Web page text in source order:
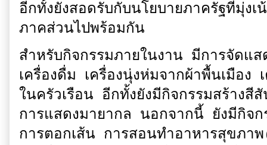
อีกทั้งยังสอดรับกับนโยบายภาครัฐที่มุ่ง
ภาคส่วนไปพร้อมกัน
สำหรับกิจกรรมภายในงาน มีการจัดแ
เครื่องดื่ม เครื่องนุ่งห่มจากผ้าพื้นเมือ
ในครัวเรือน อีกทั้งยังมีกิจกรรมสร้าง
การแสดงมายากล นอกจากนี้ ยังมีกิจ
การตอกเส้น การสอนทำอาหารสุขภา